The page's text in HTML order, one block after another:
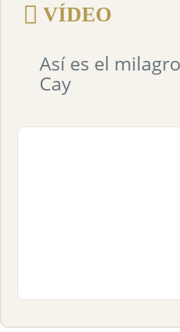
VÍDEO
Así es el
Cay